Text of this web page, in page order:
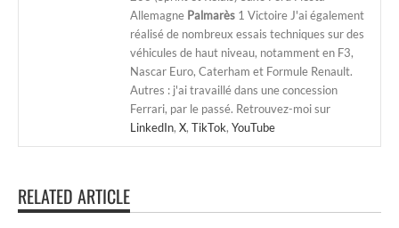
Allemagne Palmarès 1 Victoire J'ai également
réalisé de nombreux essais techniques sur des
véhicules de haut niveau, notamment en F3,
Nascar Euro, Caterham et Formule Renault.
Autres : j'ai travaillé dans une concession
Ferrari, par le passé. Retrouvez-moi sur
LinkedIn, X, TikTok, YouTube
RELATED ARTICLE